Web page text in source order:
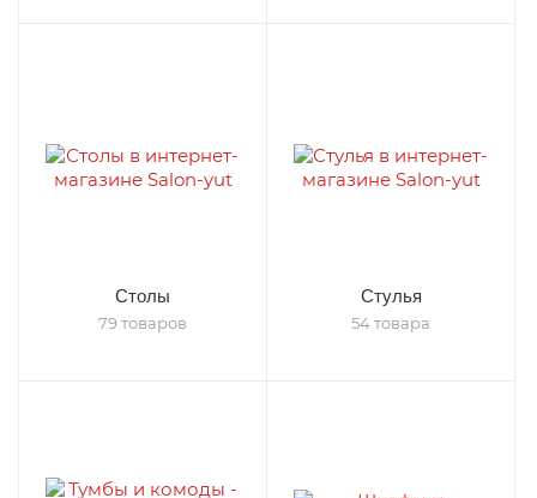
Столы
79 товаров
Стулья
54 товара